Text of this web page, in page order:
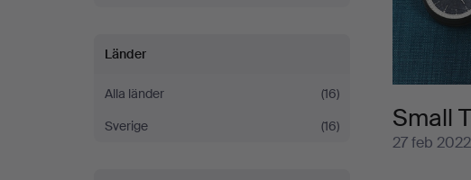
Länder
Alla länder
(16)
Sverige
(16) Small
27 feb 2022